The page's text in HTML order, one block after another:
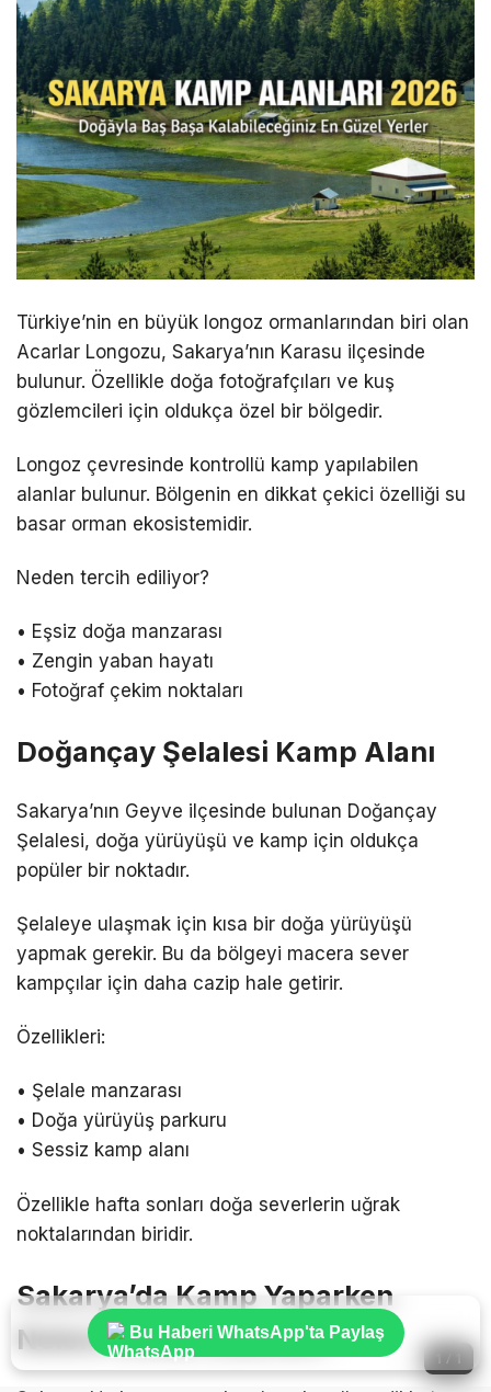
Türkiye’nin en büyük longoz ormanlarından biri olan
Acarlar Longozu, Sakarya’nın Karasu ilçesinde
bulunur. Özellikle doğa fotoğrafçıları ve kuş
gözlemcileri için oldukça özel bir bölgedir.
Longoz çevresinde kontrollü kamp yapılabilen
alanlar bulunur. Bölgenin en dikkat çekici özelliği su
basar orman ekosistemidir.
Neden tercih ediliyor?
• Eşsiz doğa manzarası
• Zengin yaban hayatı
• Fotoğraf çekim noktaları
Doğançay Şelalesi Kamp Alanı
Sakarya’nın Geyve ilçesinde bulunan Doğançay
Şelalesi, doğa yürüyüşü ve kamp için oldukça
popüler bir noktadır.
Şelaleye ulaşmak için kısa bir doğa yürüyüşü
yapmak gerekir. Bu da bölgeyi macera sever
kampçılar için daha cazip hale getirir.
Özellikleri:
• Şelale manzarası
• Doğa yürüyüş parkuru
• Sessiz kamp alanı
Özellikle hafta sonları doğa severlerin uğrak
noktalarından biridir.
Sakarya’da Kamp Yaparken
Nelere Dikkat Edilmeli?
1 / 1
Bu Haberi WhatsApp'ta Paylaş